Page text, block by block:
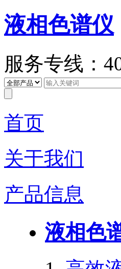
液相色谱仪
服务专线：
首页
关于我们
产品信息
液相色